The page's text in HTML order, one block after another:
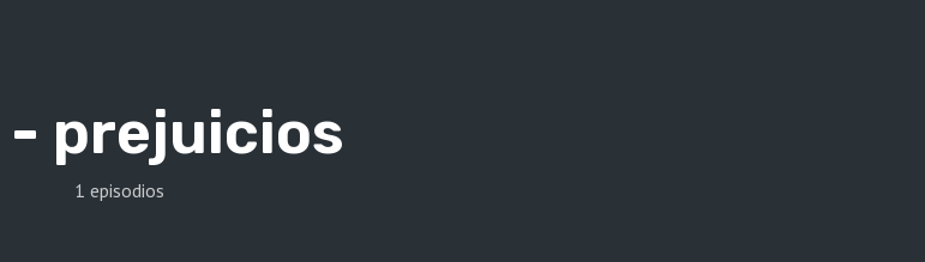
- prejuicios
1 episodios